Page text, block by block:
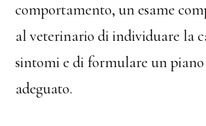
comportamento, un esame
al veterinario di individuare la
sintomi e di formulare un
adeguato.